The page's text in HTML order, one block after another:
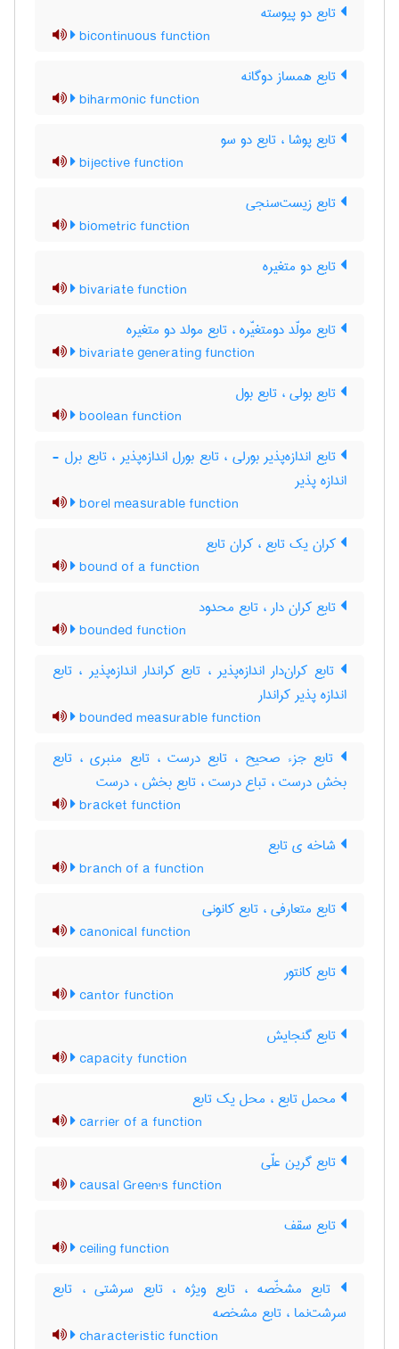
تابع دو پیوسته
bicontinuous function
تابع همساز دوگانه
biharmonic function
تابع پوشا ، تابع دو سو
bijective function
تابع زیست‌سنجی
biometric function
تابع دو متغیره
bivariate function
تابع مولّد دومتغیّره ، تابع مولد دو متغیره
bivariate generating function
تابع بولی ، تابع بول
boolean function
تابع اندازه‌پذیر بورلی ، تابع بورل اندازه‌پذیر ، تابع برل -
اندازه پذیر
borel measurable function
کران یک تابع ، کران تابع
bound of a function
تابع کران دار ، تابع محدود
bounded function
تابع کران‌دار اندازه‌پذیر ، تابع کراندار اندازه‌پذیر ، تابع
اندازه پذیر کراندار
bounded measurable function
تابع جزء صحیح ، تابع درست ، تابع منبری ، تابع
بخش درست ، تباع درست ، تابع بخش ، درست
bracket function
شاخه ی تابع
branch of a function
تابع متعارفی ، تابع کانونی
canonical function
تابع کانتور
cantor function
تابع گنجایش
capacity function
محمل تابع ، محل یک تابع
carrier of a function
تابع گرین علّی
causal Green's function
تابع سقف
ceiling function
تابع مشخّصه ، تابع ویژه ، تابع سرشتی ، تابع
سرشت‌نما ، تابع مشخصه
characteristic function